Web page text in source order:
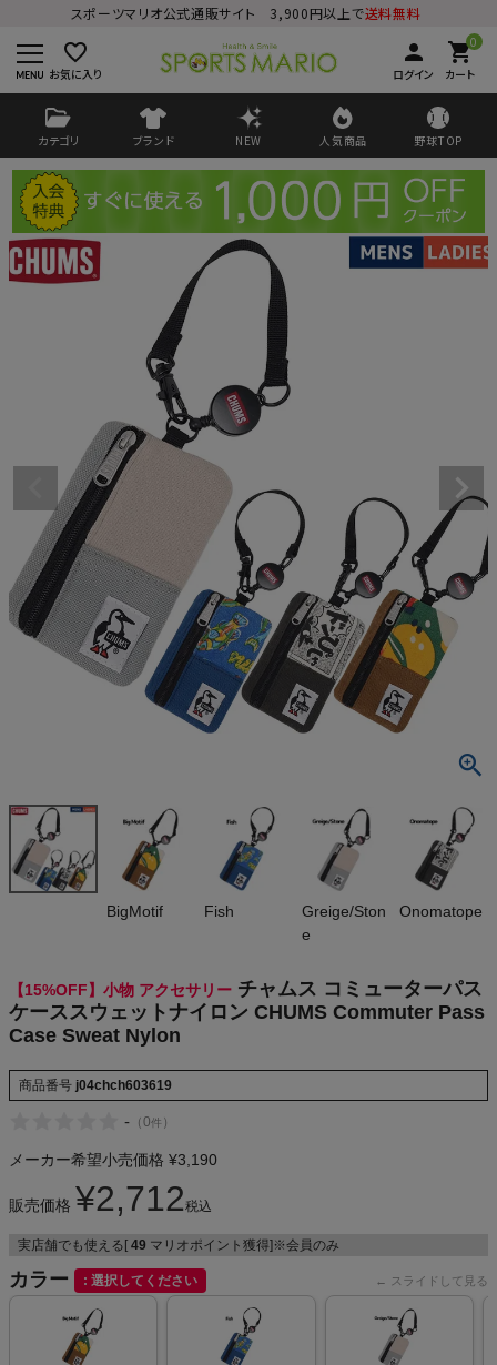
スポーツマリオ公式通販サイト 3,900円以上で送料無料
favorite_border
お気に入り
person
ログイン
0
shopping_cart
カート
カテゴリ ブランド NEW 人気商品 野球TOP
ログイン 会員登録
検索
商品が見つからない方はこちら
CHUMS
メンズカジュアルウェア
メンズスポーツウェア
レディーススポーツウェア
スポーツシューズ
BigMotif Fish
Greige/Ston
e
Onomatope
【15%OFF】小物 アクセサリー チャムス コミューターパス
ケーススウェットナイロン CHUMS Commuter Pass
Case Sweat Nylon
商品番号 j04chch603619
- （0件 ）
メーカー希望小売価格 ¥3,190
販売価格 ¥2,712税込
実店舗でも使える[ 49 マリオポイント獲得]※会員のみ
カラー 選択してください